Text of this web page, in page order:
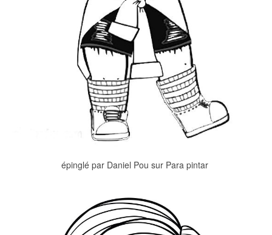
épinglé par Daniel Pou sur Para pintar